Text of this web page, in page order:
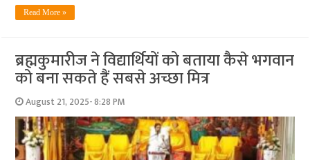
Read More »
ब्रह्मकुमारीज ने विद्यार्थियों को बताया कैसे भगवान
को बना सकते हैं सबसे अच्छा मित्र
August 21, 2025- 8:28 PM